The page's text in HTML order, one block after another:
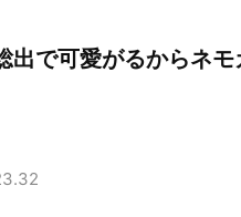
で可愛がるからネモ